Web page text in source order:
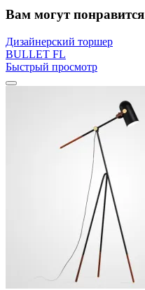
Вам могут понравится
Дизайнерский торшер
BULLET FL
Быстрый просмотр